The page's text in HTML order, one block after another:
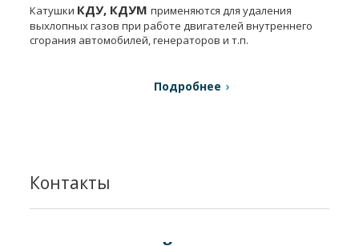
Катушки КДУ, КДУМприменяются для удаления
выхлопных газов при работе двигателей внутреннего
сгорания автомобилей, генераторов и т.п.
Подробнее
Контакты